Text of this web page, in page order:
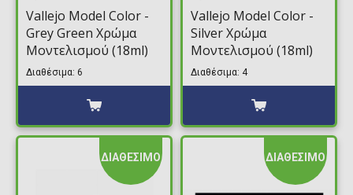
Vallejo Model Color -
Grey Green Χρώμα
Μοντελισμού (18ml)
Διαθέσιμα: 6
Vallejo Model Color -
Silver Χρώμα
Μοντελισμού (18ml)
Διαθέσιμα: 4
ΔΙΑΘΕΣΙΜΟ ΔΙΑΘΕΣΙΜΟ